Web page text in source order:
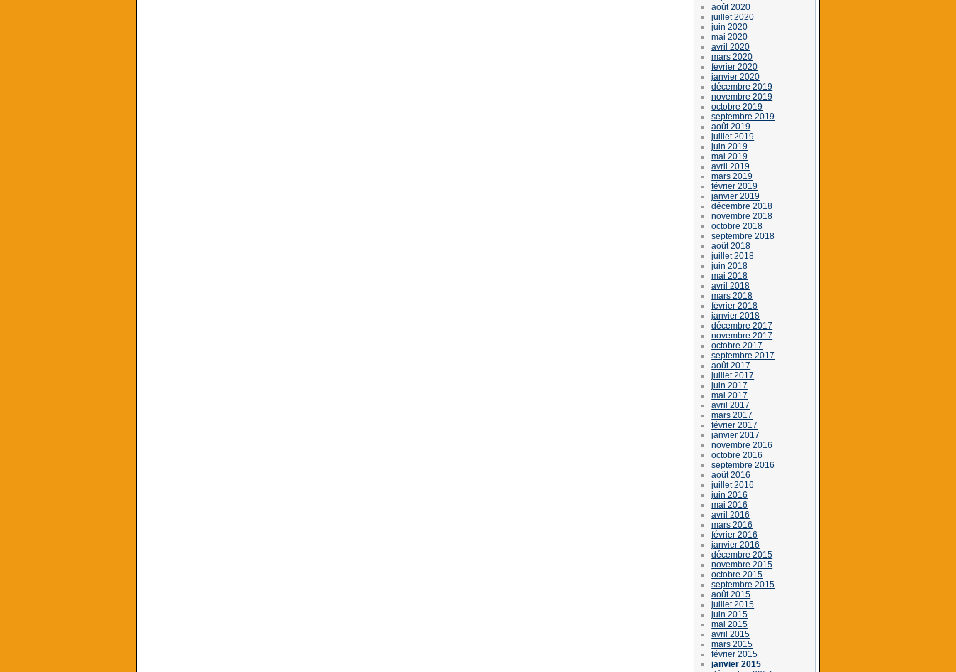
août 2020
juillet 2020
juin 2020
mai 2020
avril 2020
mars 2020
février 2020
janvier 2020
décembre 2019
novembre 2019
octobre 2019
septembre 2019
août 2019
juillet 2019
juin 2019
mai 2019
avril 2019
mars 2019
février 2019
janvier 2019
décembre 2018
novembre 2018
octobre 2018
septembre 2018
août 2018
juillet 2018
juin 2018
mai 2018
avril 2018
mars 2018
février 2018
janvier 2018
décembre 2017
novembre 2017
octobre 2017
septembre 2017
août 2017
juillet 2017
juin 2017
mai 2017
avril 2017
mars 2017
février 2017
janvier 2017
novembre 2016
octobre 2016
septembre 2016
août 2016
juillet 2016
juin 2016
mai 2016
avril 2016
mars 2016
février 2016
janvier 2016
décembre 2015
novembre 2015
octobre 2015
septembre 2015
août 2015
juillet 2015
juin 2015
mai 2015
avril 2015
mars 2015
février 2015
janvier 2015